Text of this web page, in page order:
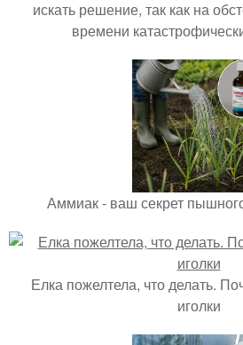
искать решение, так как на
времени
Аммиак - ваш секрет
Елка пожелтела, что делать.
иголки